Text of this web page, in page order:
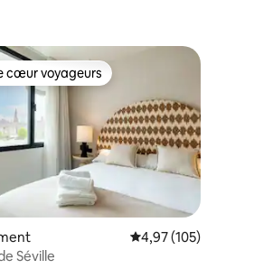
base de 381 commentaires : 4,89 sur 5
cœur voyageurs
cœur voyageurs
Évaluation moyenne
4,97 (105)
Séville